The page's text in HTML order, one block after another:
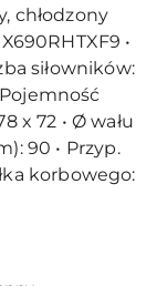
chłodzony
•
siłowników:
x 72 • Ø wału
90 • Przyp.
korbowego: